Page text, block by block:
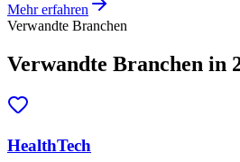
Mehr erfahren
Verwandte Branchen
Verwandte Branchen in
HealthTech